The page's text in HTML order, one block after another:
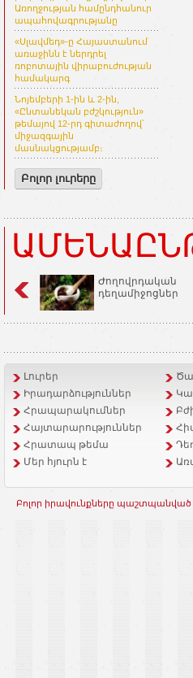
Առողջության համընդհանուր
ապահովագրությանը
«Սլավմեդ»-ը Հայաստանում
առաջինն է ներդրել
ռոբոտային վիրաբուժության
համակարգ
Նոյեմբերի 1-ին և 2-ին,
«Ընտանեկան բժշկություն»
թեմայով 12-րդ գիտաժողով՝
միջազգային
մասնակցությամբ։
Բոլոր լուրերը
Ժողովրդական
դեղամիջոցներ
Լուրեր
Իրադարձություններ
Հրապարակումներ
Հայտարարություններ
Հրատապ թեմա
Մեր հյուրն է
Բոլոր իրավունքները պաշտպանված